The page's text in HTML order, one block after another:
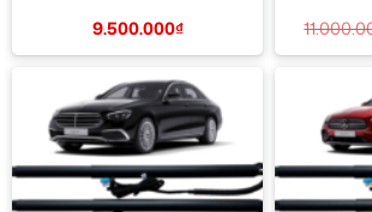
9.500.000₫